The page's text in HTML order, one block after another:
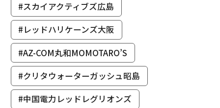
#スカイアクティブズ広島
#レッドハリケーンズ大阪
#AZ-COM丸和MOMOTARO’S
#クリタウォーターガッシュ昭島
#中国電力レッドレグリオンズ